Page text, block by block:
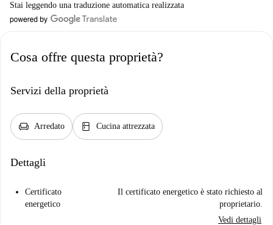
Stai leggendo una traduzione automatica realizzata
Cosa offre questa proprietà?
Servizi della proprietà
chair Arredato kitchen Cucina attrezzata
Dettagli
Certificato
energetico
Il certificato energetico è stato richiesto al
proprietario.
Vedi dettagli